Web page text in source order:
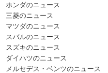
ホンダのニュース
三菱のニュース
マツダのニュース
スバルのニュース
スズキのニュース
ダイハツのニュース
メルセデス・ベンツのニュース